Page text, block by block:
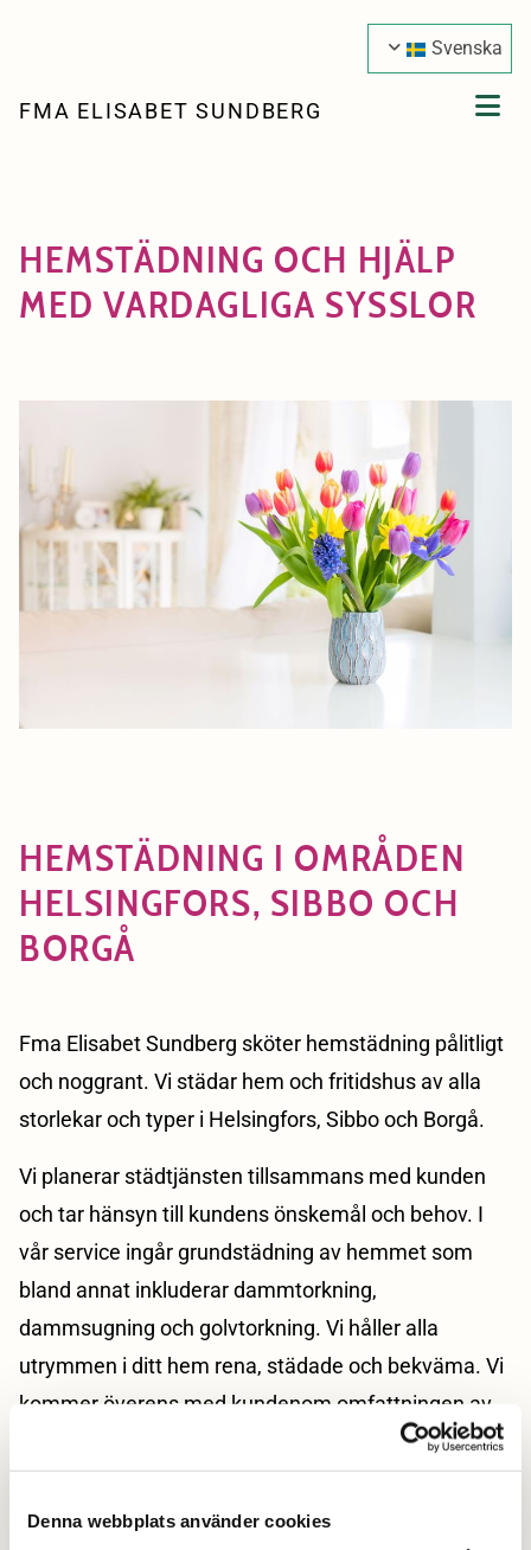
Denna webbplats använder cookies
Svenska
FMA ELISABET SUNDBERG
HEMSTÄDNING OCH HJÄLP
MED VARDAGLIGA SYSSLOR
HEMSTÄDNING I OMRÅDEN
HELSINGFORS, SIBBO OCH
BORGÅ
Fma Elisabet Sundberg sköter hemstädning pålitligt
och noggrant. Vi städar hem och fritidshus av alla
storlekar och typer i Helsingfors, Sibbo och Borgå.
Vi planerar städtjänsten tillsammans med kunden
och tar hänsyn till kundens önskemål och behov. I
vår service ingår grundstädning av hemmet som
bland annat inkluderar dammtorkning,
dammsugning och golvtorkning. Vi håller alla
utrymmen i ditt hem rena, städade och bekväma. Vi
kommer överens med kundenom omfattningen av
städtjänsten och hur lägenheten ska städas.
Förutom löpande avtal gör vi engångsstädning. Du
kan till exempel be oss städa upp för fester.